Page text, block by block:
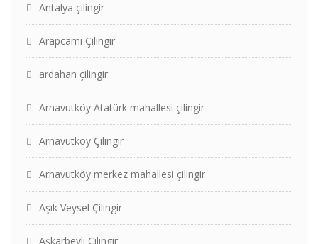
Antalya çilingir
Arapcami Çilingir
ardahan çilingir
Arnavutköy Atatürk mahallesi çilingir
Arnavutköy Çilingir
Arnavutköy merkez mahallesi çilingir
Aşık Veysel Çilingir
Aşkarbeyli Çilingir